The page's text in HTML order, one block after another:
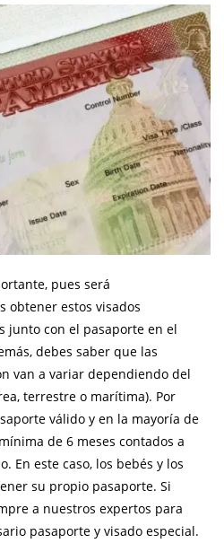
pues será
obtener estos visados
junto con el pasaporte en el
debes saber que las
van a variar dependiendo del
terrestre o marítima). Por
válido y en la mayoría de
de 6 meses contados a
En este caso, los bebés y los
su propio pasaporte. Si
a nuestros expertos para
pasaporte y visado especial.